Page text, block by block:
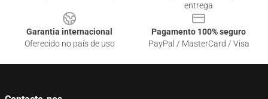
entrega
Garantia internacional
Oferecido no país de uso
Pagamento 100% seguro
PayPal / MasterCard / Visa